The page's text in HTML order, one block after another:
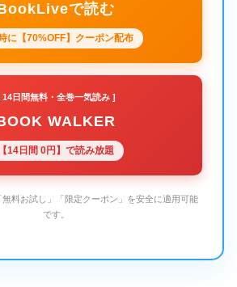
で読む
に【70%OFF】クーポン配布
14日間無料・全巻一気読み ]
WALKER
【14日間 0円】で読み放題
料お試し」「限定クーポン」を安全に適用可能
です。